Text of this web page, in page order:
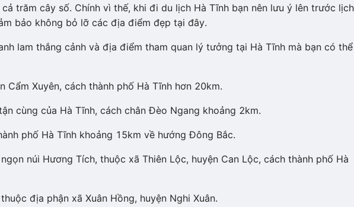
trăm cây số. Chính vì thế, khi đi du lịch Hà Tĩnh bạn nên lưu ý lên trước lịch
bảo không bỏ lỡ các địa điểm đẹp tại đây.
lam thắng cảnh và địa điểm tham quan lý tưởng tại Hà Tĩnh mà bạn có thể
Cẩm Xuyên, cách thành phố Hà Tĩnh hơn 20km.
cùng của Hà Tĩnh, cách chân Đèo Ngang khoảng 2km.
phố Hà Tĩnh khoảng 15km về hướng Đông Bắc.
núi Hương Tích, thuộc xã Thiên Lộc, huyện Can Lộc, cách thành phố Hà
địa phận xã Xuân Hồng, huyện Nghi Xuân.